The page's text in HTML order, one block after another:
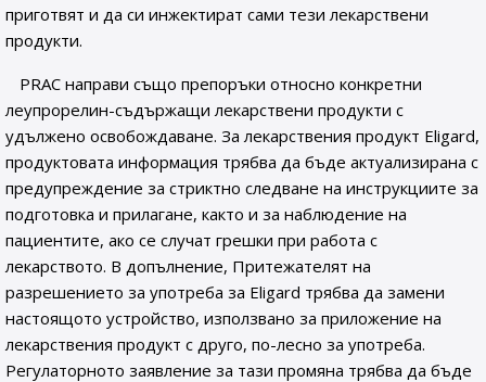
приготвят и да си инжектират сами тези лекарствени
продукти.
PRAC направи също препоръки относно конкретни
леупрорелин-съдържащи лекарствени продукти с
удължено освобождаване. За лекарствения продукт Eligard,
продуктовата информация трябва да бъде актуализирана с
предупреждение за стриктно следване на инструкциите за
подготовка и прилагане, както и за наблюдение на
пациентите, ако се случат грешки при работа с
лекарството. В допълнение, Притежателят на
разрешението за употреба за Eligard трябва да замени
настоящото устройство, използвано за приложение на
лекарствения продукт с друго, по-лесно за употреба.
Регулаторното заявление за тази промяна трябва да бъде